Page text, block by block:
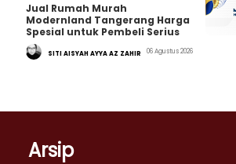
Jual Rumah Murah
Modernland Tangerang Harga
Spesial untuk Pembeli Serius
SITI AISYAH AYYA AZ ZAHIR 06 Agustus 2026
Arsip